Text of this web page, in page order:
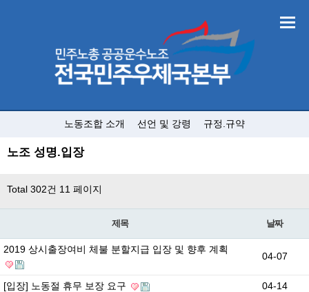
노동조합 소개 선언 및 강령 규정.규약
노조 성명.입장
Total 302건 11 페이지
제목 날짜
2019 상시출장여비 체불 분할지급 입장 및 향후 계획
04-07
[입장] 노동절 휴무 보장 요구
04-14